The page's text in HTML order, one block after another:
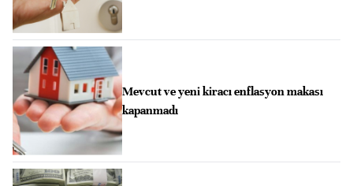
Mevcut ve yeni kiracı enflasyon makası
kapanmadı